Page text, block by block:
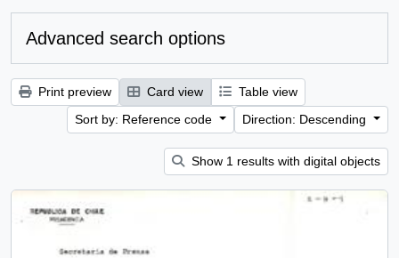
Advanced search options
Print preview Card view
Table view
Sort by: Reference code
Direction: Descending
Show 1 results with digital objects